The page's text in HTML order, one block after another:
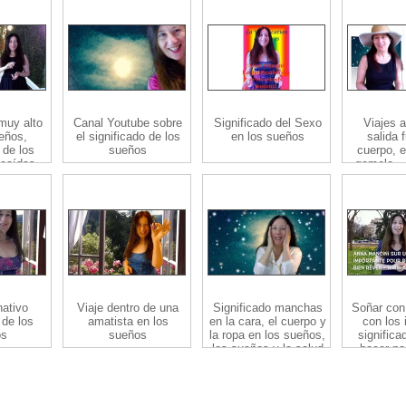
alto
los
Canal Youtube sobre
el significado de los
sueños
Significado del Sexo
en los sueños
Viajes
salida
cuerpo,
gemelo
los
Viaje dentro de una
amatista en los
sueños
Significado manchas
en la cara, el cuerpo y
la ropa en los sueños,
los sueños y la salud
Soñar
con los
hacer